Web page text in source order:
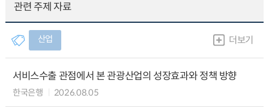
관련 주제 자료
산업 더보기
서비스수출 관점에서 본 관광산업의 성장효과와 정책 방향
한국은행 2026.08.05